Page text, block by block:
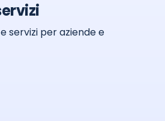
servizi per aziende e